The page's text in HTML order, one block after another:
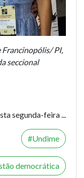
Francinopólis/ PI,
seccional
segunda-feira ...
Undime
democrática